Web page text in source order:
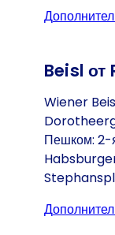
Beisl от
Wiener
Пешком: 2-